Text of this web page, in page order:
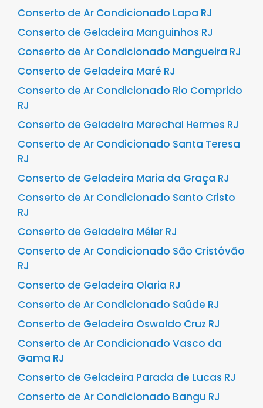
Conserto de Ar Condicionado Lapa RJ
Conserto de Geladeira Manguinhos RJ
Conserto de Ar Condicionado Mangueira RJ
Conserto de Geladeira Maré RJ
Conserto de Ar Condicionado Rio Comprido
RJ
Conserto de Geladeira Marechal Hermes RJ
Conserto de Ar Condicionado Santa Teresa
RJ
Conserto de Geladeira Maria da Graça RJ
Conserto de Ar Condicionado Santo Cristo
RJ
Conserto de Geladeira Méier RJ
Conserto de Ar Condicionado São Cristóvão
RJ
Conserto de Geladeira Olaria RJ
Conserto de Ar Condicionado Saúde RJ
Conserto de Geladeira Oswaldo Cruz RJ
Conserto de Ar Condicionado Vasco da
Gama RJ
Conserto de Geladeira Parada de Lucas RJ
Conserto de Ar Condicionado Bangu RJ